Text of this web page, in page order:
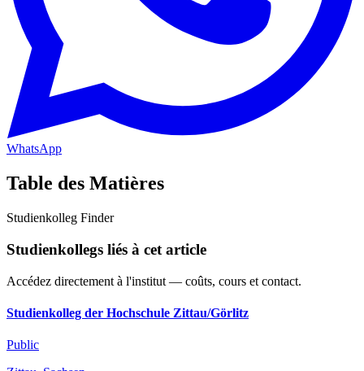
WhatsApp
Table des Matières
Studienkolleg Finder
Studienkollegs liés à cet article
Accédez directement à l'institut — coûts, cours et contact.
Studienkolleg der Hochschule Zittau/Görlitz
Public